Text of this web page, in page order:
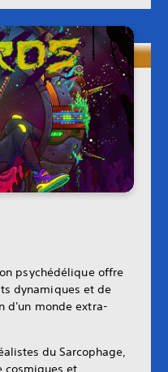
psychédélique offre
dynamiques et de
d'un monde extra-
du Sarcophage,
cosmiques et